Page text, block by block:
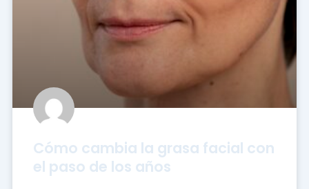
Cómo cambia la grasa facial con
el paso de los años